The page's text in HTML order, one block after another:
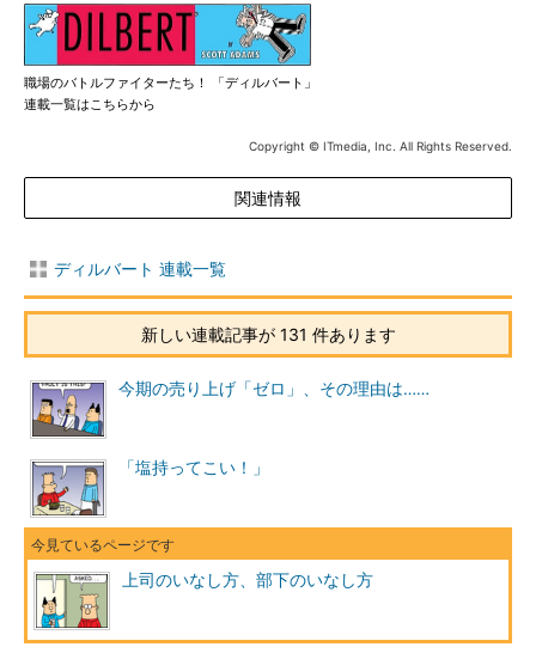
職場のバトルファイターたち！ 「ディルバート」
連載一覧はこちらから
Copyright © ITmedia, Inc. All Rights Reserved.
関連情報
ディルバート 連載一覧
新しい連載記事が 131 件あります
今期の売り上げ「ゼロ」、その理由は……
「塩持ってこい！」
上司のいなし方、部下のいなし方